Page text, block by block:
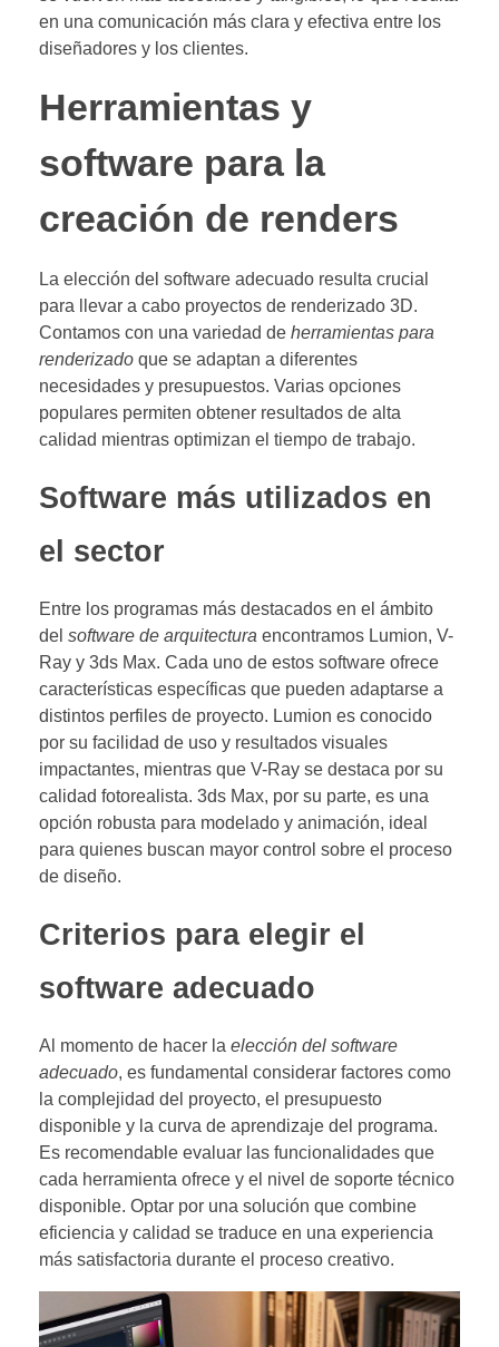
en una comunicación más clara y efectiva entre los
diseñadores y los clientes.
Herramientas y
software para la
creación de renders
La elección del software adecuado resulta crucial
para llevar a cabo proyectos de renderizado 3D.
Contamos con una variedad de herramientas para
renderizado que se adaptan a diferentes
necesidades y presupuestos. Varias opciones
populares permiten obtener resultados de alta
calidad mientras optimizan el tiempo de trabajo.
Software más utilizados en
el sector
Entre los programas más destacados en el ámbito
del software de arquitectura encontramos Lumion, V-
Ray y 3ds Max. Cada uno de estos software ofrece
características específicas que pueden adaptarse a
distintos perfiles de proyecto. Lumion es conocido
por su facilidad de uso y resultados visuales
impactantes, mientras que V-Ray se destaca por su
calidad fotorealista. 3ds Max, por su parte, es una
opción robusta para modelado y animación, ideal
para quienes buscan mayor control sobre el proceso
de diseño.
Criterios para elegir el
software adecuado
Al momento de hacer la elección del software
adecuado, es fundamental considerar factores como
la complejidad del proyecto, el presupuesto
disponible y la curva de aprendizaje del programa.
Es recomendable evaluar las funcionalidades que
cada herramienta ofrece y el nivel de soporte técnico
disponible. Optar por una solución que combine
eficiencia y calidad se traduce en una experiencia
más satisfactoria durante el proceso creativo.